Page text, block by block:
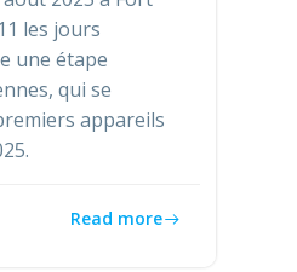
les jours
une étape
qui se
appareils
Read more